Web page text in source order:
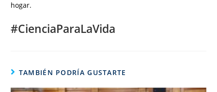
hogar.
#CienciaParaLaVida
TAMBIÉN PODRÍA GUSTARTE